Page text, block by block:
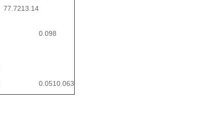
77.7213.14
0.098
0.0510.063